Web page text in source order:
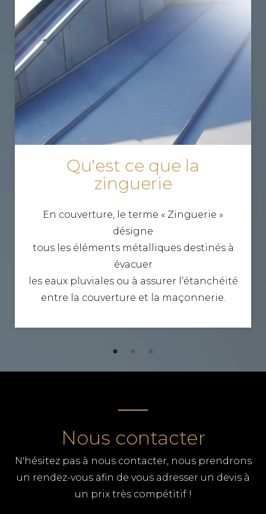
Qu'est ce que la
zinguerie
En couverture, le terme « Zinguerie »
désigne
tous les éléments métalliques destinés à
évacuer
les eaux pluviales ou à assurer l’étanchéité
entre la couverture et la maçonnerie.
Nous contacter
N'hésitez pas à nous contacter, nous prendrons
un rendez-vous afin de vous adresser un devis à
un prix très compétitif !